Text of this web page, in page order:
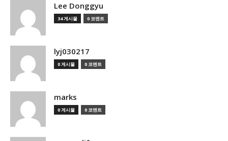
Lee Donggyu
34 게시물 0 코멘트
lyj030217
0 게시물 0 코멘트
marks
0 게시물 0 코멘트